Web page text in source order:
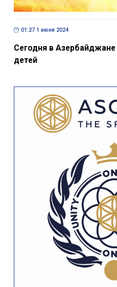
01:27 1 июня 2024
Сегодня в
детей